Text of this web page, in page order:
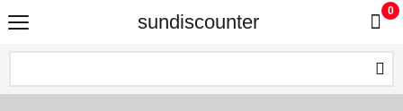
sundiscounter
0